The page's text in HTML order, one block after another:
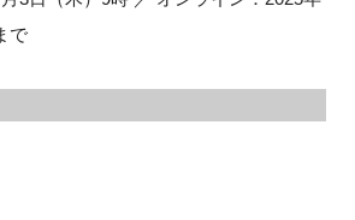
で